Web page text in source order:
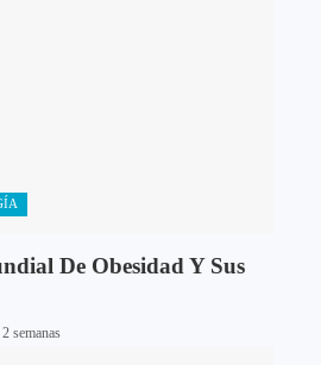
De Obesidad Y Sus
semanas